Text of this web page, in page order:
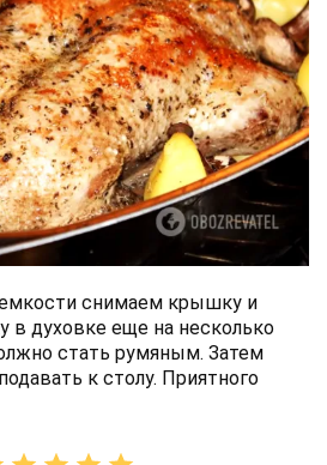
снимаем крышку и
в духовке еще на несколько
стать румяным. Затем
к столу. Приятного